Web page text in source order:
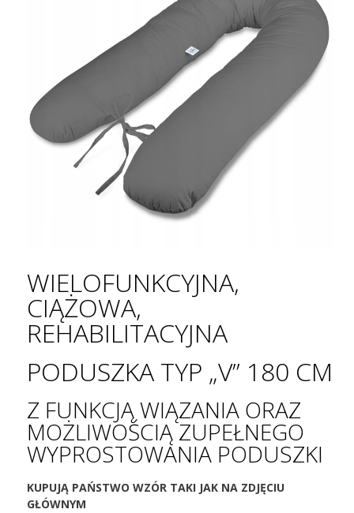
WIELOFUNKCYJNA,
CIĄŻOWA,
REHABILITACYJNA
PODUSZKA TYP „V” 180 CM
Z FUNKCJĄ WIĄZANIA ORAZ
MOŻLIWOŚCIĄ ZUPEŁNEGO
WYPROSTOWANIA PODUSZKI
KUPUJĄ PAŃSTWO WZÓR TAKI JAK NA ZDJĘCIU
GŁÓWNYM